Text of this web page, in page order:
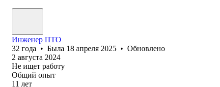
Инженер ПТО
32 года • Была 18 апреля 2025 • Обновлено
2 августа 2024
Не ищет работу
Общий опыт
11 лет